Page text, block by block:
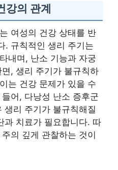
강의 관계
여성의 건강 상태를 반
. 규칙적인 생리 주기는
내며, 난소 기능과 자궁
, 생리 주기가 불규칙하
는 건강 문제가 있을 수
어, 다낭성 난소 증후군
생리 주기가 불규칙해질
과 치료가 필요합니다. 따
의 깊게 관찰하는 것이